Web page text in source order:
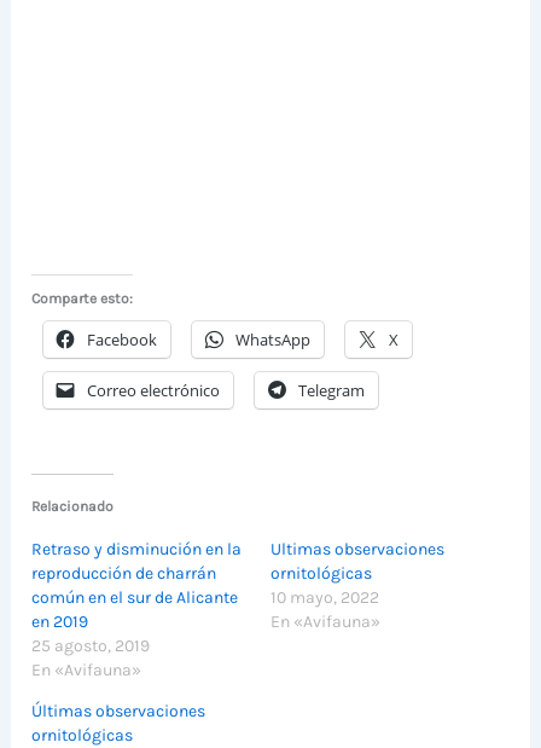
Comparte esto:
Facebook WhatsApp X
Correo electrónico Telegram
Relacionado
Retraso y disminución en la
reproducción de charrán
común en el sur de Alicante
en 2019
25 agosto, 2019
En «Avifauna»
Ultimas observaciones
ornitológicas
10 mayo, 2022
En «Avifauna»
Últimas observaciones
ornitológicas